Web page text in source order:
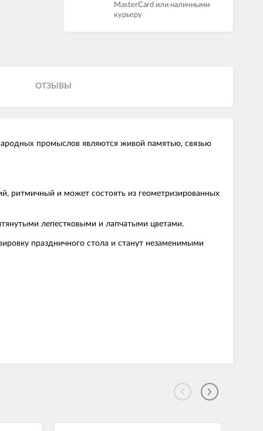
MasterCard или наличными
курьеру
ОТЗЫВЫ
промыслов являются живой памятью, связью
ритмичный и может состоять из геометризированных
лепестковыми и лапчатыми цветами.
праздничного стола и станут незаменимыми